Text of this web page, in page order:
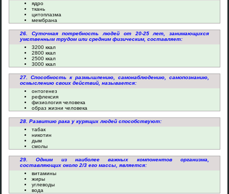
ядро
ткань
цитоплазма
мембрана
26. Суточная потребность людей от 20-25 лет, занимающихся
умственным трудом или средним физическим, составляет:
3200 ккал
2800 ккал
2500 ккал
3000 ккал
27. Способность к размышлению, самонаблюдению, самопознанию,
осмыслению своих действий, называется:
онтогенез
рефлексия
физиология человека
образ жизни человека
28. Развитию рака у курящих людей способствуют:
табак
никотин
дым
смолы
29. Одним из наиболее важных компонентов организма,
составляющих около 2/3 его массы, является:
витамины
жиры
углеводы
вода